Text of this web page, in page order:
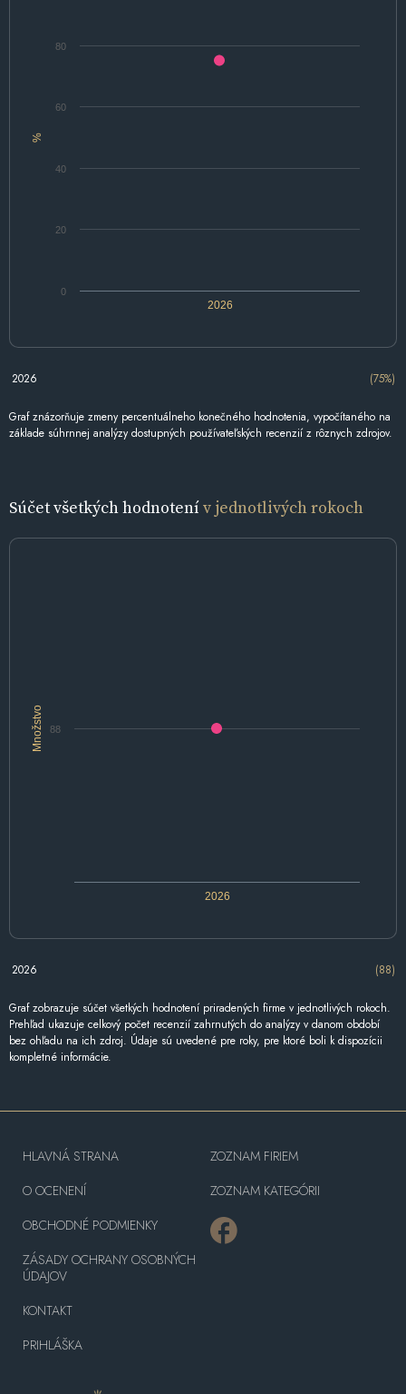
%
2026
0
20
40
60
80
2026 (75%)
Graf znázorňuje zmeny percentuálneho konečného hodnotenia, vypočítaného na
základe súhrnnej analýzy dostupných používateľských recenzií z rôznych zdrojov.
Súčet všetkých hodnotenív jednotlivých rokoch
Množstvo
2026
88
2026 (88)
Graf zobrazuje súčet všetkých hodnotení priradených firme v jednotlivých rokoch.
Prehľad ukazuje celkový počet recenzií zahrnutých do analýzy v danom období
bez ohľadu na ich zdroj. Údaje sú uvedené pre roky, pre ktoré boli k dispozícii
kompletné informácie.
HLAVNÁ STRANA
O OCENENÍ
OBCHODNÉ PODMIENKY
ZÁSADY OCHRANY OSOBNÝCH
ÚDAJOV
KONTAKT
PRIHLÁŠKA
ZOZNAM FIRIEM
ZOZNAM KATEGÓRII